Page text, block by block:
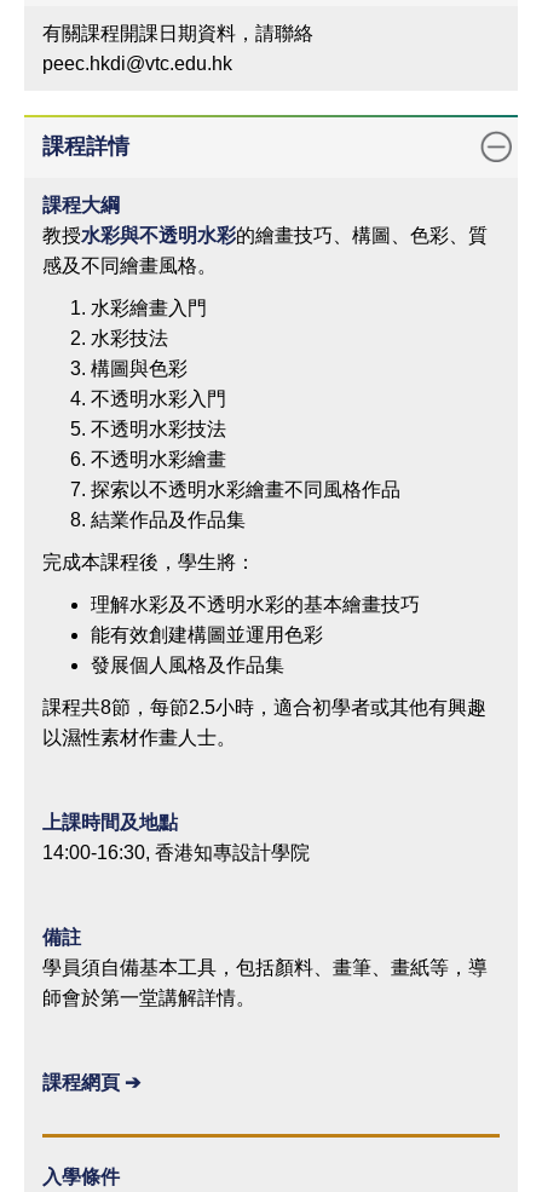
有關課程開課日期資料，請聯絡
peec.hkdi@vtc.edu.hk
課程詳情
課程大綱
教授水彩與不透明水彩的繪畫技巧、構圖、色彩、質
感及不同繪畫風格。
水彩繪畫入門
水彩技法
構圖與色彩
不透明水彩入門
不透明水彩技法
不透明水彩繪畫
探索以不透明水彩繪畫不同風格作品
結業作品及作品集
完成本課程後，學生將：
理解水彩及不透明水彩的基本繪畫技巧
能有效創建構圖並運用色彩
發展個人風格及作品集
課程共8節，每節2.5小時，適合初學者或其他有興趣
以濕性素材作畫人士。
上課時間及地點
14:00-16:30, 香港知專設計學院
備註
學員須自備基本工具，包括顏料、畫筆、畫紙等，導
師會於第一堂講解詳情。
課程網頁 ➔
入學條件